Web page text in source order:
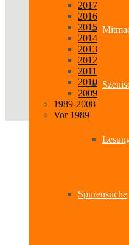
Spurensuche
2017
2016
2015
2014
2013
2012
2011
2010
2009
1989-2008
Vor 1989